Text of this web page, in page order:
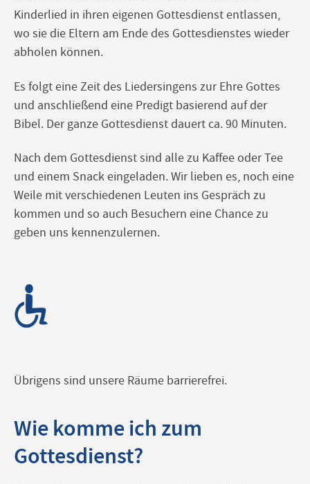
Kinderlied in ihren eigenen Gottesdienst entlassen,
wo sie die Eltern am Ende des Gottesdienstes wieder
abholen können.
Es folgt eine Zeit des Liedersingens zur Ehre Gottes
und anschließend eine Predigt basierend auf der
Bibel. Der ganze Gottesdienst dauert ca. 90 Minuten.
Nach dem Gottesdienst sind alle zu Kaffee oder Tee
und einem Snack eingeladen. Wir lieben es, noch eine
Weile mit verschiedenen Leuten ins Gespräch zu
kommen und so auch Besuchern eine Chance zu
geben uns kennenzulernen.
Übrigens sind unsere Räume barrierefrei.
Wie komme ich zum
Gottesdienst?